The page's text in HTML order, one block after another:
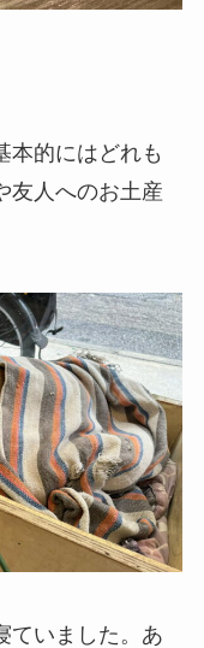
本的にはどれも
友人へのお土産
ていました。あ